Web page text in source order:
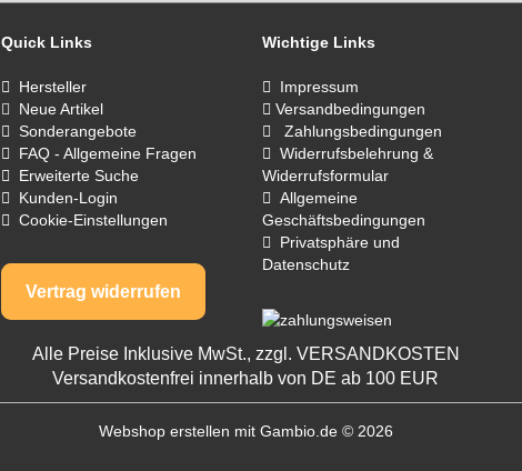
Quick Links
Hersteller
Neue Artikel
Sonderangebote
FAQ - Allgemeine Fragen
Erweiterte Suche
Kunden-Login
Cookie-Einstellungen
Vertrag widerrufen
Wichtige Links
Impressum
Versandbedingungen
Zahlungsbedingungen
Widerrufsbelehrung &
Widerrufsformular
Allgemeine
Geschäftsbedingungen
Privatsphäre und
Datenschutz
Alle Preise Inklusive MwSt., zzgl. VERSANDKOSTEN
Versandkostenfrei innerhalb von DE ab 100 EUR
Webshop erstellen mit Gambio.de © 2026